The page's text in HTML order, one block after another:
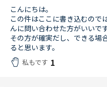
こんにちは。
この件はここに書き込むので
んに問い合わせた方がいいです
その方が確実だし、できる場
ると思います。
私もです 1